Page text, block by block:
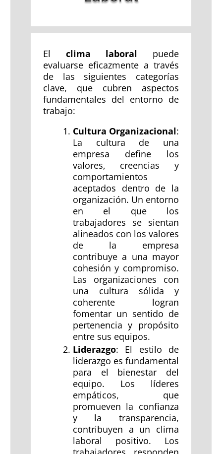
El clima laboral puede
evaluarse eficazmente a través
de las siguientes categorías
clave, que cubren aspectos
fundamentales del entorno de
trabajo:
Cultura Organizacional:
La cultura de una
empresa define los
valores, creencias y
comportamientos
aceptados dentro de la
organización. Un entorno
en el que los
trabajadores se sientan
alineados con los valores
de la empresa
contribuye a una mayor
cohesión y compromiso.
Las organizaciones con
una cultura sólida y
coherente logran
fomentar un sentido de
pertenencia y propósito
entre sus equipos.
Liderazgo: El estilo de
liderazgo es fundamental
para el bienestar del
equipo. Los líderes
empáticos, que
promueven la confianza
y la transparencia,
contribuyen a un clima
laboral positivo. Los